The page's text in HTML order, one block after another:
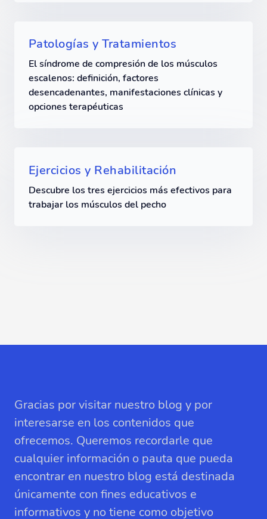
Patologías y Tratamientos
El síndrome de compresión de los músculos
escalenos: definición, factores
desencadenantes, manifestaciones clínicas y
opciones terapéuticas
Ejercicios y Rehabilitación
Descubre los tres ejercicios más efectivos para
trabajar los músculos del pecho
Gracias por visitar nuestro blog y por
interesarse en los contenidos que
ofrecemos. Queremos recordarle que
cualquier información o pauta que pueda
encontrar en nuestro blog está destinada
únicamente con fines educativos e
informativos y no tiene como objetivo